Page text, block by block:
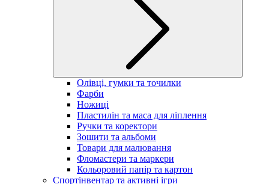
Олівці, гумки та точилки
Фарби
Ножиці
Пластилін та маса для ліплення
Ручки та коректори
Зошити та альбоми
Товари для малювання
Фломастери та маркери
Кольоровий папір та картон
Спортінвентар та активні ігри